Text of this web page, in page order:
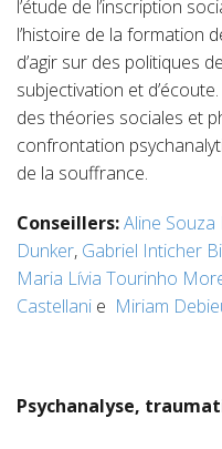
l’étude de l’inscription
l’histoire de la formation
d’agir sur des politiques
subjectivation et
des théories sociales et
confrontation
de la souffrance.
Conseillers:Aline
Dunker, Gabriel Inticher
Maria Lívia Tourinho
Castellani e Miriam
Psychanalyse,